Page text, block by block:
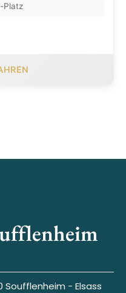
Platz
Soufflenheim - Elsass